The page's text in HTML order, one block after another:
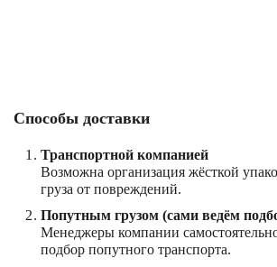
Способы доставки
Транспортной компанией
Возможна организация жёсткой
груза от повреждений.
Попутным грузом (сами ведём
Менеджеры компании
подбор попутного транспорта.